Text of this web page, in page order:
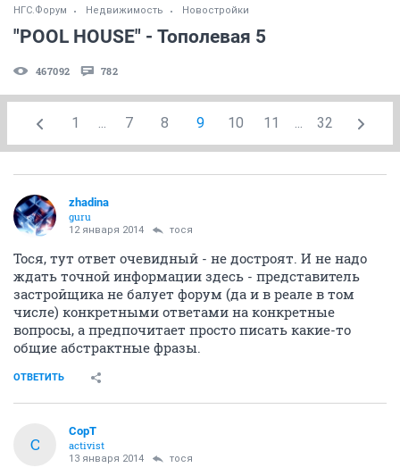
НГС.Форум Недвижимость Новостройки
"POOL HOUSE" - Тополевая 5
467092 782
1 ... 7 8 9 10 11 ... 32
zhadina
guru
12 января 2014 тося
Тося, тут ответ очевидный - не достроят. И не надо
ждать точной информации здесь - представитель
застройщика не балует форум (да и в реале в том
числе) конкретными ответами на конкретные
вопросы, а предпочитает просто писать какие-то
общие абстрактные фразы.
ОТВЕТИТЬ
C
CopT
activist
13 января 2014 тося